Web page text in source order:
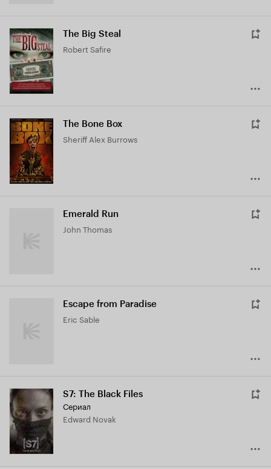
The Big Steal
Robert Safire
The Bone Box
Sheriff Alex Burrows
Emerald Run
John Thomas
Escape from Paradise
Eric Sable
S7: The Black Files
Сериал
Edward Novak